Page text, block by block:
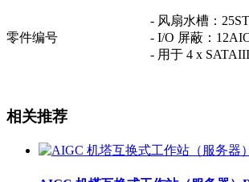
零件编号
- 风扇水槽：
- I/O 屏蔽：
- 用于 4 x
相关推荐